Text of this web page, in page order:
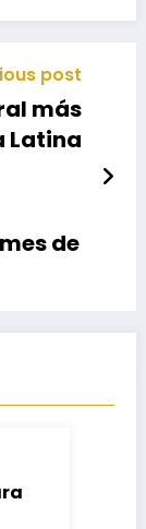
post
más
Latina
de